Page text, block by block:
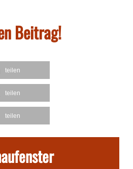
Beitrag!
teilen
teilen
teilen